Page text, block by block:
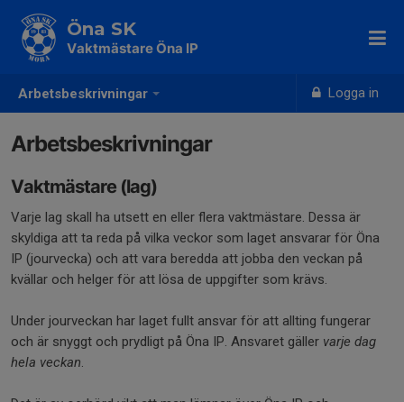
Arbetsbeskrivningar Logga in
Öna SK
Vaktmästare Öna IP
Arbetsbeskrivningar
Vaktmästare (lag)
Varje lag skall ha utsett en eller flera vaktmästare. Dessa är
skyldiga att ta reda på vilka veckor som laget ansvarar för Öna
IP (jourvecka) och att vara beredda att jobba den veckan på
kvällar och helger för att lösa de uppgifter som krävs.
Under jourveckan har laget fullt ansvar för att allting fungerar
och är snyggt och prydligt på Öna IP. Ansvaret gäller varje dag
hela veckan.